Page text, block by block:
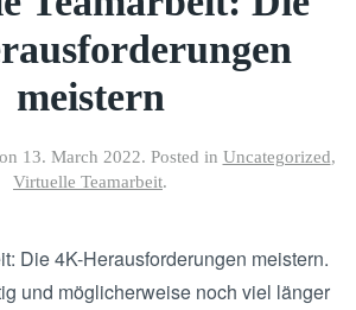
meistern
on 13. March 2022. Posted in Uncategorized,
Virtuelle Teamarbeit.
Die 4K-Herausforderungen meistern.
und möglicherweise noch viel länger